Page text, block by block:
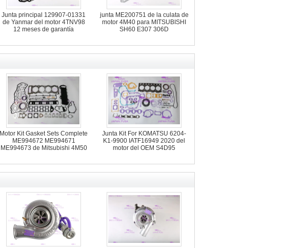
Junta principal 129907-01331
de Yanmar del motor 4TNV98
12 meses de garantía
junta ME200751 de la culata de
motor 4M40 para MITSUBISHI
SH60 E307 306D
Motor Kit Gasket Sets Complete
ME994672 ME994671
ME994673 de Mitsubishi 4M50
Junta Kit For KOMATSU 6204-
K1-9900 IATF16949 2020 del
motor del OEM S4D95